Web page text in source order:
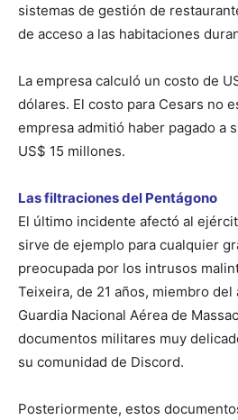
sistemas de gestión de
de acceso a las habitaciones
La empresa calculó un costo de
dólares. El costo para Cesars no
empresa admitió haber pagado a
US$ 15 millones.
Las filtraciones del Pentágono
El último incidente afectó al
sirve de ejemplo para cualquier
preocupada por los intrusos
Teixeira, de 21 años, miembro
Guardia Nacional Aérea de
documentos militares muy
su comunidad de Discord.
Posteriormente, estos